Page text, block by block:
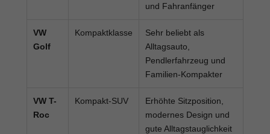
und Fahranfänger
VW
Golf
Kompaktklasse
Sehr beliebt als
Alltagsauto,
Pendlerfahrzeug und
Familien-Kompakter
VW T-
Roc
Kompakt-SUV
Erhöhte Sitzposition,
modernes Design und
gute Alltagstauglichkeit